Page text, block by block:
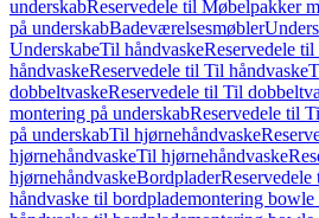
underskabReservedele til Møbelpakker
på underskabBadeværelsesmøbler
UnderskabeTil håndvaskeReservedele
håndvaskeReservedele til Til håndvaske
dobbeltvaskeReservedele til Til
montering på underskabReservedele til
på underskabTil hjørnehåndvaske
hjørnehåndvaskeTil hjørnehåndvaske
hjørnehåndvaskeBordplader
håndvaske til bordplademontering bowle